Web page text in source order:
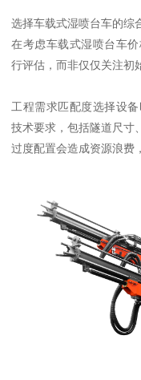
选择车载式湿喷台车的综
在考虑车载式湿喷台车
行评估，而非仅仅关注初
工程需求匹配度选择设
技术要求，包括隧道尺寸
过度配置会造成资源浪费